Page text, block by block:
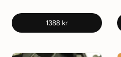
1388 kr